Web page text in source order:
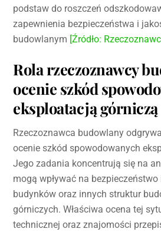
podstaw do roszczeń
zapewnienia bezpieczeństwa i
budowlanym [Źródło:
Rola rzeczoznawcy
ocenie szkód
eksploatacją górniczą
Rzeczoznawca budowlany
ocenie szkód spowodowanych
Jego zadania koncentrują się na
mogą wpływać na
budynków oraz innych struktur
górniczych. Właściwa ocena tej
technicznej oraz znajomości